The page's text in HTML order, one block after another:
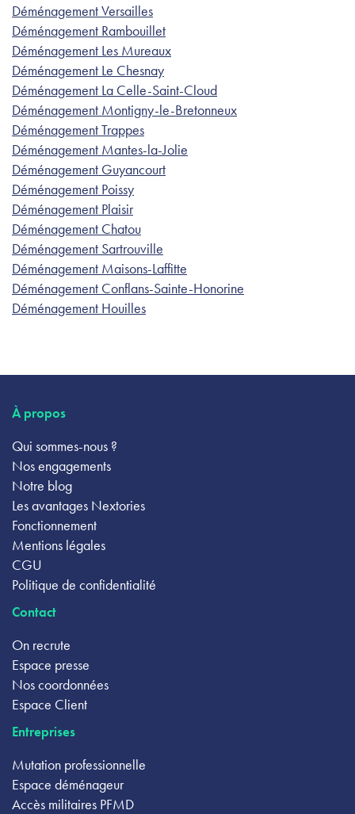
Déménagement Versailles
Déménagement Rambouillet
Déménagement Les Mureaux
Déménagement Le Chesnay
Déménagement La Celle-Saint-Cloud
Déménagement Montigny-le-Bretonneux
Déménagement Trappes
Déménagement Mantes-la-Jolie
Déménagement Guyancourt
Déménagement Poissy
Déménagement Plaisir
Déménagement Chatou
Déménagement Sartrouville
Déménagement Maisons-Laffitte
Déménagement Conflans-Sainte-Honorine
Déménagement Houilles
À propos
Qui sommes-nous ?
Nos engagements
Notre blog
Les avantages Nextories
Fonctionnement
Mentions légales
CGU
Politique de confidentialité
Contact
On recrute
Espace presse
Nos coordonnées
Espace Client
Entreprises
Mutation professionnelle
Espace déménageur
Accès militaires PFMD